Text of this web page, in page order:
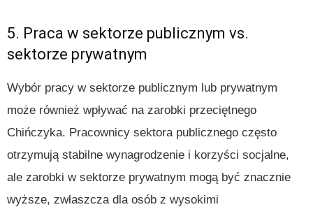
5. Praca w sektorze publicznym vs.
sektorze prywatnym
Wybór pracy w sektorze publicznym lub prywatnym
może również wpływać na zarobki przeciętnego
Chińczyka. Pracownicy sektora publicznego często
otrzymują stabilne wynagrodzenie i korzyści socjalne,
ale zarobki w sektorze prywatnym mogą być znacznie
wyższe, zwłaszcza dla osób z wysokimi